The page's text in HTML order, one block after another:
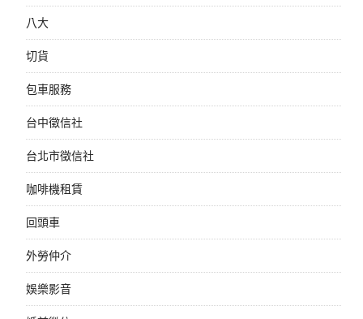
八大
切貨
包車服務
台中徵信社
台北市徵信社
咖啡機租賃
回頭車
外勞仲介
娛樂影音